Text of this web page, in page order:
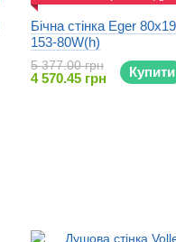
Бічна стінка Eger
153-80W(h)
5 377.00 грн
4 570.45 грн Купити